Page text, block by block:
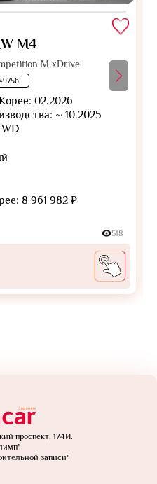
M4
M xDrive
9756
02.2026
~ 10.2025
8 961 982 ₽
518
проспект, 174И.
записи"